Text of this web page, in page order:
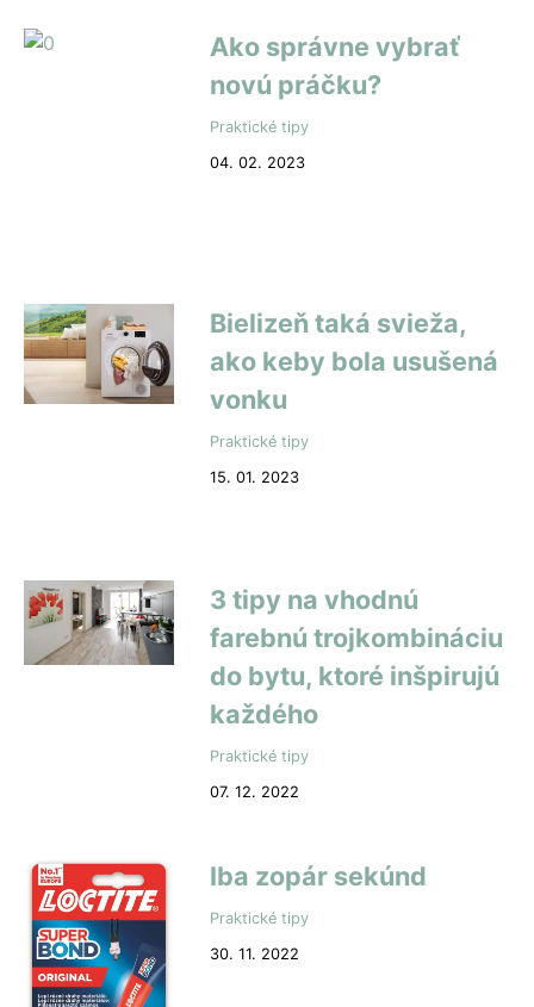
Ako správne vybrať
novú práčku?
Praktické tipy
04. 02. 2023
Bielizeň taká svieža,
ako keby bola usušená
vonku
Praktické tipy
15. 01. 2023
3 tipy na vhodnú
farebnú trojkombináciu
do bytu, ktoré inšpirujú
každého
Praktické tipy
07. 12. 2022
Iba zopár sekúnd
Praktické tipy
30. 11. 2022